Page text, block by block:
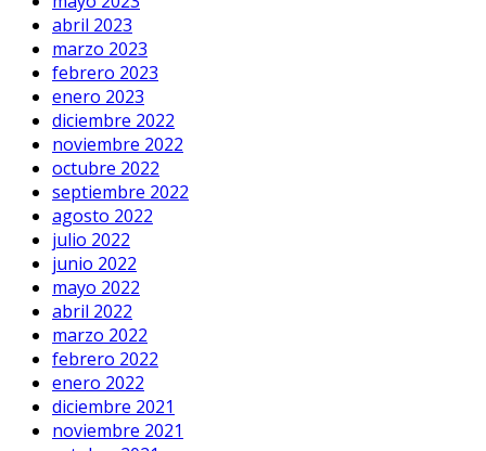
abril 2023
marzo 2023
febrero 2023
enero 2023
diciembre 2022
noviembre 2022
octubre 2022
septiembre 2022
agosto 2022
julio 2022
junio 2022
mayo 2022
abril 2022
marzo 2022
febrero 2022
enero 2022
diciembre 2021
noviembre 2021